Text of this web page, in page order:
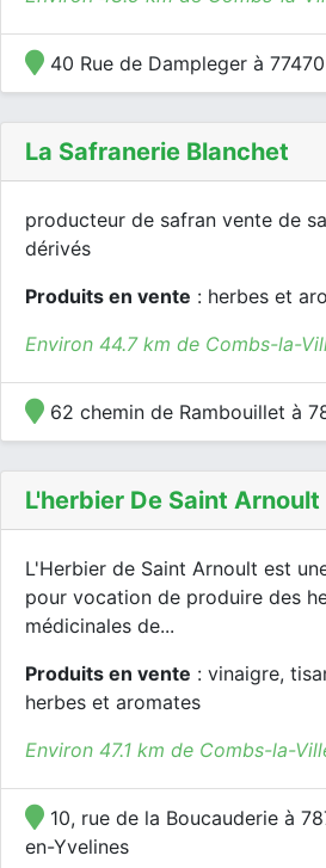
40 Rue de Dampleger à
La Safranerie Blanchet
producteur de safran vente de
dérivés
Produits en vente : herbes et
Environ 44.7 km de Combs-la-
62 chemin de Rambouillet à
L'herbier De Saint Arnoult
L'Herbier de Saint Arnoult est
pour vocation de produire des
médicinales de...
Produits en vente : vinaigre,
herbes et aromates
Environ 47.1 km de Combs-la-
10, rue de la Boucauderie à
en-Yvelines